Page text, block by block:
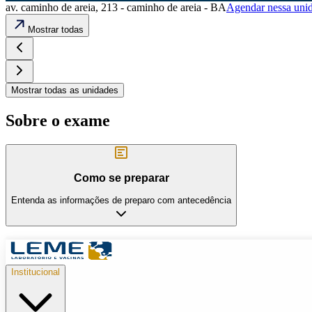
av. caminho de areia, 213 - caminho de areia - BAAgendar nessa
Mostrar todas
Mostrar todas as unidades
Sobre o exame
Como se preparar
Entenda as informações de preparo com antecedência
Institucional